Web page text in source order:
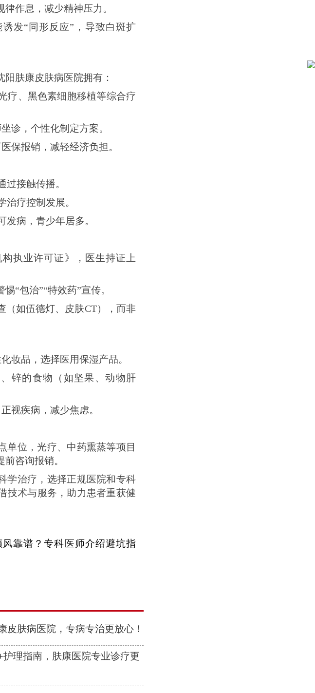
作息，减少精神压力。
发“同形反应”，导致白斑扩
肤康皮肤病医院拥有：
疗、黑色素细胞移植等综合疗
诊，个性化制定方案。
保报销，减轻经济负担。
接触传播。
疗控制发展。
病，青少年居多。
执业许可证》，医生持证上
“包治”“特效药”宣传。
（如伍德灯、皮肤CT），而非
妆品，选择医用保湿产品。
锌的食物（如坚果、动物肝
视疾病，减少焦虑。
单位，光疗、中药熏蒸等项目
咨询报销。
学治疗，选择正规医院和专科
技术与服务，助力患者重获健
靠谱？专科医师介绍避坑指
皮肤病医院，专病专治更放心！
理指南，肤康医院专业诊疗更